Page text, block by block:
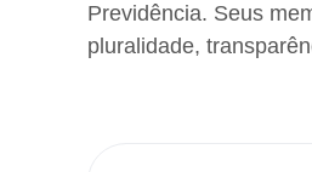
Previdência. Seus
pluralidade,